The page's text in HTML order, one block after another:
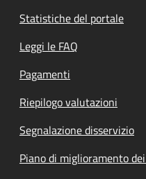
Statistiche del portale
Leggi le FAQ
Pagamenti
Riepilogo valutazioni
Segnalazione disservizio
Piano di miglioramento